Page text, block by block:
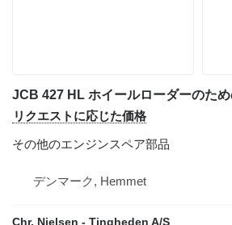
リクエストに応じた価格
その他のエンジンスペア部品
デンマーク, Hemmet
Chr. Nielsen - Tingheden A/S